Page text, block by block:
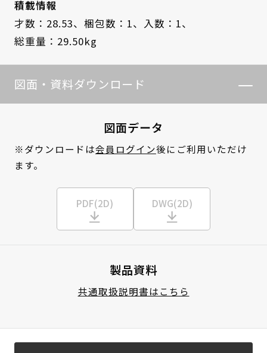
積載情報
才数：28.53、 梱包数：1、
入数：1、
総重量：29.50kg
図面・資料ダウンロード
図面データ
※ダウンロードは会員ログイン後にご利用いただけ
ます。
PDF(2D) DWG(2D)
製品資料
共通取扱説明書はこちら